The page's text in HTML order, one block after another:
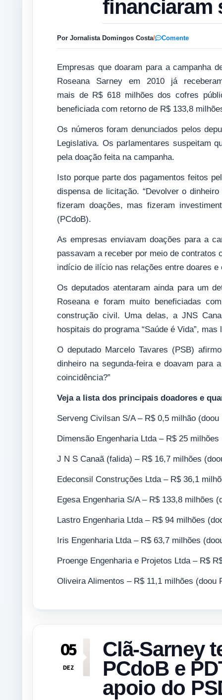
financiaram
Por Jornalista Domingos Costa/ Comente
Empresas que doaram para a campanha
Roseana Sarney em 2010 já
mais de R$ 618 milhões dos cofres
beneficiada com retorno de R$ 133,8
Os números foram denunciados pelos
Legislativa. Os parlamentares suspeitam
pela doação feita na campanha.
Isto porque parte dos pagamentos feitos
dispensa de licitação. “Devolver o
fizeram doações, mas fizeram
(PCdoB).
As empresas enviavam doações para a
passavam a receber por meio de contratos
indício de ilício nas relações entre doares
Os deputados atentaram ainda para um
Roseana e foram muito beneficiadas
construção civil. Uma delas, a JNS
hospitais do programa “Saúde é Vida”,
O deputado Marcelo Tavares (PSB)
dinheiro na segunda-feira e doavam para
coincidência?”
Veja a lista dos principais doadores e
Serveng Civilsan S/A – R$ 0,5 milhão (doou
Dimensão Engenharia Ltda – R$ 25
J N S Canaã (falida) – R$ 16,7 milhões
Edeconsil Construções Ltda – R$ 36,1
Egesa Engenharia S/A – R$ 133,8 milhões
Lastro Engenharia Ltda – R$ 94 milhões
Iris Engenharia Ltda – R$ 63,7 milhões
Proenge Engenharia e Projetos Ltda – R$
Oliveira Alimentos – R$ 11,1 milhões (doou
05
DEZ
Clã-Sarney
PCdoB e
apoio do